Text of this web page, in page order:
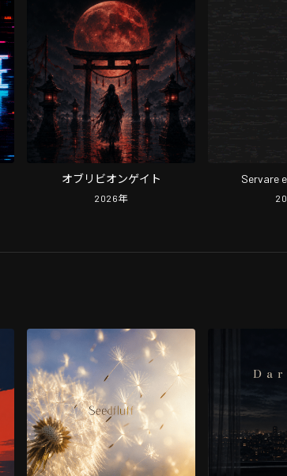
オブリビオンゲイト
2026年
Servare